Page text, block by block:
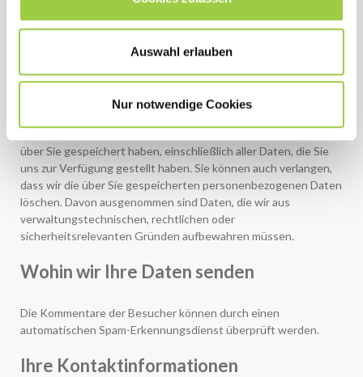
Auswahl erlauben
Nur notwendige Cookies
Welche Rechte Sie an Ihren Daten
Wenn Sie ein Konto auf dieser Website haben oder
über Sie gespeichert haben, einschließlich aller Daten, die Sie
uns zur Verfügung gestellt haben. Sie können auch verlangen,
dass wir die über Sie gespeicherten personenbezogenen Daten
löschen. Davon ausgenommen sind Daten, die wir aus
verwaltungstechnischen, rechtlichen oder
sicherheitsrelevanten Gründen aufbewahren müssen.
Wohin wir Ihre Daten senden
Die Kommentare der Besucher können durch einen
automatischen Spam-Erkennungsdienst überprüft werden.
Ihre Kontaktinformationen